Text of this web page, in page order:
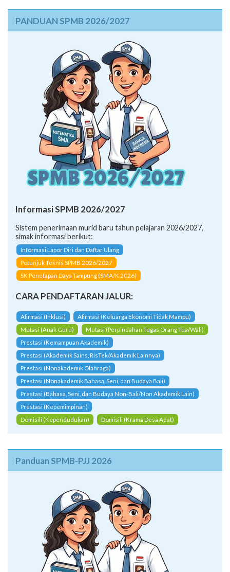
PANDUAN SPMB 2026/2027
Informasi SPMB 2026/2027
Sistem penerimaan murid baru tahun pelajaran 2026/2027,
simak informasi berikut:
Informasi Lapor Diri dan Daftar Ulang
Petunjuk Teknis SPMB 2026/2027
SK Penetapan Daya Tampung (SMA/K 2026)
CARA PENDAFTARAN JALUR:
Afirmasi (Inklusi)
Afirmasi (Keluarga Ekonomi Tidak Mampu)
Mutasi (Anak Guru)
Mutasi (Perpindahan Tugas Orang Tua/Wali)
Prestasi (Kemampuan Akademik)
Prestasi (Akademik Sains, RisTek/Akademik Lainnya)
Prestasi (Nonakademik Olahraga)
Prestasi (Nonakademik Bahasa, Seni, dan Budaya Bali)
Prestasi (Bahasa, Seni, dan Budaya Non-Bali/Non Akademik Lain)
Prestasi (Kepemimpinan)
Domisili (Kependudukan)
Domisili (Krama Desa Adat)
Panduan SPMB-PJJ 2026